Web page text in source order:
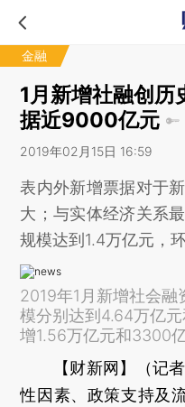
金融
1月新增社融创历
据近9000亿元
2019年02月15日 16:59
表内外新增票据对于
大；与实体经济关系
规模达到1.4万亿元，
2019年1月新增社会
模分别达到4.64万亿
增1.56万亿元和3300
【财新网】（记
性因素、政策支持及